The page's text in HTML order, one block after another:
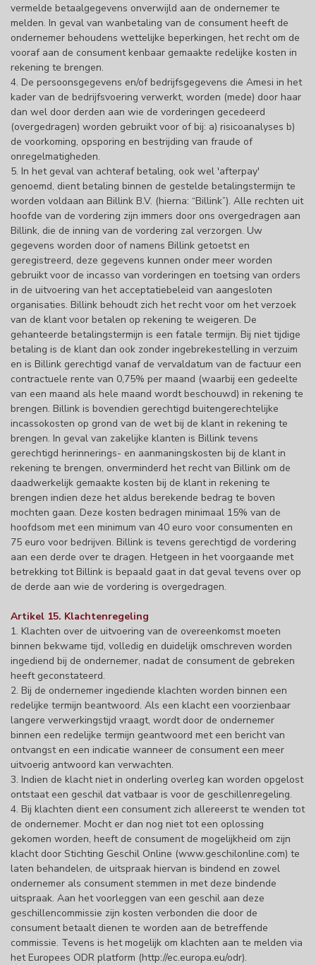
vermelde betaalgegevens onverwijld aan de ondernemer te
melden. In geval van wanbetaling van de consument heeft de
ondernemer behoudens wettelijke beperkingen, het recht om de
vooraf aan de consument kenbaar gemaakte redelijke kosten in
rekening te brengen.
4. De persoonsgegevens en/of bedrijfsgegevens die Amesi in het
kader van de bedrijfsvoering verwerkt, worden (mede) door haar
dan wel door derden aan wie de vorderingen gecedeerd
(overgedragen) worden gebruikt voor of bij: a) risicoanalyses b)
de voorkoming, opsporing en bestrijding van fraude of
onregelmatigheden.
5. In het geval van achteraf betaling, ook wel 'afterpay'
genoemd, dient betaling binnen de gestelde betalingstermijn te
worden voldaan aan Billink B.V. (hierna: “Billink”). Alle rechten uit
hoofde van de vordering zijn immers door ons overgedragen aan
Billink, die de inning van de vordering zal verzorgen. Uw
gegevens worden door of namens Billink getoetst en
geregistreerd, deze gegevens kunnen onder meer worden
gebruikt voor de incasso van vorderingen en toetsing van orders
in de uitvoering van het acceptatiebeleid van aangesloten
organisaties. Billink behoudt zich het recht voor om het verzoek
van de klant voor betalen op rekening te weigeren. De
gehanteerde betalingstermijn is een fatale termijn. Bij niet tijdige
betaling is de klant dan ook zonder ingebrekestelling in verzuim
en is Billink gerechtigd vanaf de vervaldatum van de factuur een
contractuele rente van 0,75% per maand (waarbij een gedeelte
van een maand als hele maand wordt beschouwd) in rekening te
brengen. Billink is bovendien gerechtigd buitengerechtelijke
incassokosten op grond van de wet bij de klant in rekening te
brengen. In geval van zakelijke klanten is Billink tevens
gerechtigd herinnerings- en aanmaningskosten bij de klant in
rekening te brengen, onverminderd het recht van Billink om de
daadwerkelijk gemaakte kosten bij de klant in rekening te
brengen indien deze het aldus berekende bedrag te boven
mochten gaan. Deze kosten bedragen minimaal 15% van de
hoofdsom met een minimum van 40 euro voor consumenten en
75 euro voor bedrijven. Billink is tevens gerechtigd de vordering
aan een derde over te dragen. Hetgeen in het voorgaande met
betrekking tot Billink is bepaald gaat in dat geval tevens over op
de derde aan wie de vordering is overgedragen.
Artikel 15. Klachtenregeling
1. Klachten over de uitvoering van de overeenkomst moeten
binnen bekwame tijd, volledig en duidelijk omschreven worden
ingediend bij de ondernemer, nadat de consument de gebreken
heeft geconstateerd.
2. Bij de ondernemer ingediende klachten worden binnen een
redelijke termijn beantwoord. Als een klacht een voorzienbaar
langere verwerkingstijd vraagt, wordt door de ondernemer
binnen een redelijke termijn geantwoord met een bericht van
ontvangst en een indicatie wanneer de consument een meer
uitvoerig antwoord kan verwachten.
3. Indien de klacht niet in onderling overleg kan worden opgelost
ontstaat een geschil dat vatbaar is voor de geschillenregeling.
4. Bij klachten dient een consument zich allereerst te wenden tot
de ondernemer. Mocht er dan nog niet tot een oplossing
gekomen worden, heeft de consument de mogelijkheid om zijn
klacht door Stichting Geschil Online (www.geschilonline.com) te
laten behandelen, de uitspraak hiervan is bindend en zowel
ondernemer als consument stemmen in met deze bindende
uitspraak. Aan het voorleggen van een geschil aan deze
geschillencommissie zijn kosten verbonden die door de
consument betaalt dienen te worden aan de betreffende
commissie. Tevens is het mogelijk om klachten aan te melden via
het Europees ODR platform (http://ec.europa.eu/odr).